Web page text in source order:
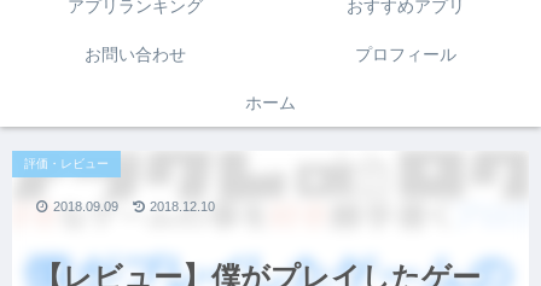
アプリランキング おすすめアプリ
お問い合わせ プロフィール
ホーム
【レビュー】僕がプレイしたゲー
評価・レビュー
2018.12.10
2018.09.09